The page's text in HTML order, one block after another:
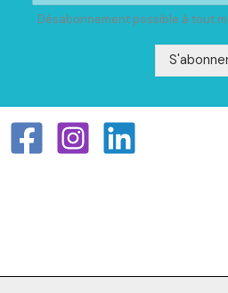
Désabonnement possible à tout